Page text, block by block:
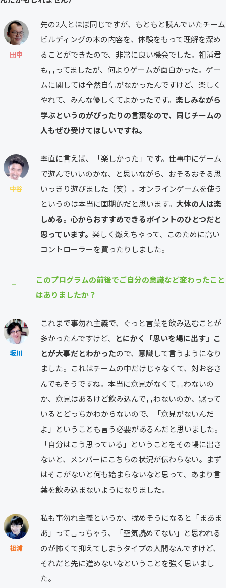
田中
先の2人とほぼ同じですが、もともと読んでいたチーム
ビルディングの本の内容を、体験をもって理解を深め
ることができたので、非常に良い機会でした。祖浦君
も言ってましたが、何よりゲームが面白かった。ゲー
ムに関しては全然自信がなかったんですけど、楽しく
やれて、みんな優しくてよかったです。 楽しみながら
学ぶというのがぴったりの言葉なので、同じチームの
人もぜひ受けてほしいですね。
中谷
率直に言えば、「楽しかった」です。仕事中にゲーム
で遊んでいいのかな、と思いながら、おそるおそる思
いっきり遊びました（笑）。オンラインゲームを使う
というのは本当に画期的だと思います。 大体の人は楽
しめる。心からおすすめできるポイントのひとつだと
思っています。 楽しく燃えちゃって、このために高い
コントローラーを買ったりしました。
このプログラムの前後でご自分の意識など変わったこと
はありましたか？
坂川
これまで事勿れ主義で、ぐっと言葉を飲み込むことが
多かったんですけど、
とにかく「思いを場に出す」こ
とが大事だとわかったので、意識して言うようになり
ました。これはチームの中だけじゃなくて、対お客さ
んでもそうですね。本当に意見がなくて言わないの
か、意見はあるけど飲み込んで言わないのか、黙って
いるとどっちかわからないので、「意見がないんだ
よ」ということも言う必要があるんだと思いました。
「自分はこう思っている」ということをその場に出さ
ないと、メンバーにこちらの状況が伝わらない。まず
はそこがないと何も始まらないなと思って、あまり言
葉を飲み込まないようになりました。
祖浦
私も事勿れ主義というか、揉めそうになると「まあま
あ」って言っちゃう、「空気読めてない」と思われる
のが怖くて抑えてしまうタイプの人間なんですけど、
それだと先に進めないなということを強く思いまし
た。